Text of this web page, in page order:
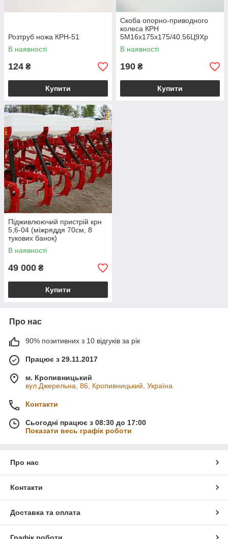
Розтруб ножа КРН-51
В наявності
124 ₴
Купити
Скоба опорно-приводного
колеса КРН
5М16х175х175/40.56Ц9Хр
В наявності
190 ₴
Купити
Підживлюючий пристрій крн
5,6-04 (міжряддя 70см, 8
тукових банок)
В наявності
49 000 ₴
Купити
Про нас
90% позитивних з 10 відгуків за рік
Працює з 29.11.2017
м. Кропивницький
вул.Джерельна, 86, Кропивницький, Україна
Контакти
Сьогодні працює з 08:30 до 17:00
Показати весь графік роботи
Про нас
Контакти
Доставка та оплата